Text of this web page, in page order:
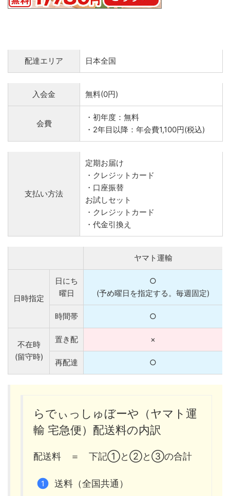
配達エリア 日本全国
入会金 無料(0円)
会費
・初年度：無料
・2年目以降：年会費1,100円(税込)
支払い方法
定期お届け
・クレジットカード
・口座振替
お試しセット
・クレジットカード
・代金引換え
ヤマト運輸
日時指定
日にち
曜日
○
(予め曜日を指定する。毎週固定)
時間帯 ○
不在時
(留守時)
置き配 ×
再配達 ○
らでぃっしゅぼーや（ヤマト運
輸 宅急便）配送料の内訳
配送料 ＝ 下記①と②と③の合計
送料（全国共通）